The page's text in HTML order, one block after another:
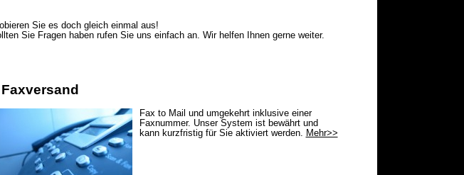
Sie es doch gleich einmal aus!
Sie Fragen haben rufen Sie uns einfach an. Wir helfen Ihnen gerne weiter.
Faxversand
Fax to Mail und umgekehrt inklusive einer
Faxnummer. Unser System ist bewährt und
kann kurzfristig für Sie aktiviert werden. Mehr>>